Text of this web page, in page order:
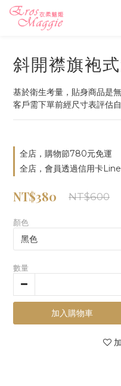
斜開襟旗袍
基於衛生考量，貼身商品是
客戶需下單前經尺寸表評估
全店，購物節780元免運
全店，會員透過信用卡
NT$380 NT$600
顏色
數量
加入購物車